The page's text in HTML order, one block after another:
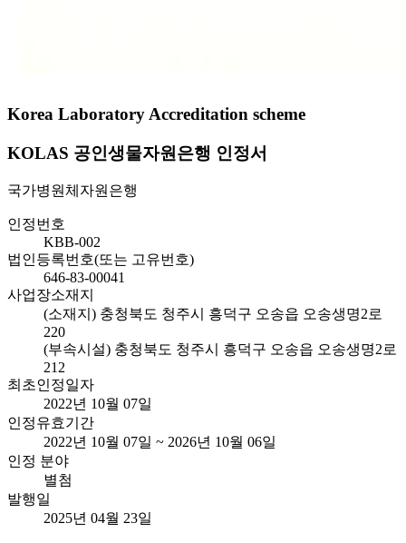
Korea Laboratory Accreditation scheme
KOLAS 공인생물자원은행 인정서
국가병원체자원은행
인정번호
KBB-002
법인등록번호(또는 고유번호)
646-83-00041
사업장소재지
(소재지) 충청북도 청주시 흥덕구 오송읍 오송생명2로
220
(부속시설) 충청북도 청주시 흥덕구 오송읍 오송생명2로
212
최초인정일자
2022년 10월 07일
인정유효기간
2022년 10월 07일 ~ 2026년 10월 06일
인정 분야
별첨
발행일
2025년 04월 23일